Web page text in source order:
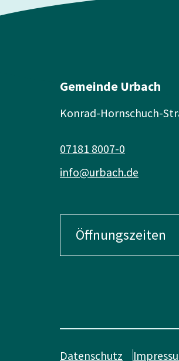
Gemeinde Urbach
Konrad-Hornschuch-
info@urbach.de
07181 8007-0
Öffnungszeiten
Datenschutz